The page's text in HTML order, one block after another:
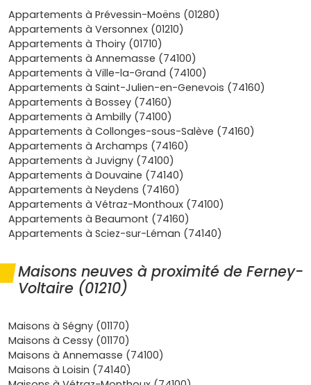
collaborateurs d'organisations internationales et du
CERN recherchent des logements récents, bien isolés
et proches de la douane. Résultat : de très bons taux
d'occupation et des reventes dynamiques.
Qualité de vie: commerces, marché, associations,
château de Voltaireet parcs, le tout avec la nature
et le Léman à proximité. Les familles apprécient le
lycée international de Ferney-Voltaire
crèches/écoles bien réparties.
Confort et performances: enRE 2020 , l'isolation
lesconsommationssont maîtrisées, les charges
communes optimisées et tu profites des
constructeur(parfait achèvement, biennale,
décennale).
Frais réduits: en neuf, lesfrais de notaire
souvent autour de 2 à 3 % , et certains programmes
bénéficient d'optimisations (stationnement compris,
rentabilité nette.
Si tu veux voir ce qui est actuellement en
neufs sur Vivre dans le neuf
comparer les surfaces, prestations et tarifs quartier par
quartier.
Appartements à Prévessin-Moëns (01280)
Appartements à Versonnex (01210)
Appartements à Thoiry (01710)
Appartements à Annemasse (74100)
Appartements à Ville-la-Grand (74100)
Appartements à Saint-Julien-en-Genevois (74160)
Appartements à Bossey (74160)
Appartements à Ambilly (74100)
Appartements à Collonges-sous-Salève (74160)
Appartements à Archamps (74160)
Appartements à Juvigny (74100)
Appartements à Douvaine (74140)
Appartements à Neydens (74160)
Appartements à Vétraz-Monthoux (74100)
Appartements à Beaumont (74160)
Appartements à Sciez-sur-Léman (74140)
Maisons neuves à proximité de Ferney-
Voltaire (01210)
Maisons à Ségny (01170)
Maisons à Cessy (01170)
Maisons à Annemasse (74100)
Maisons à Loisin (74140)